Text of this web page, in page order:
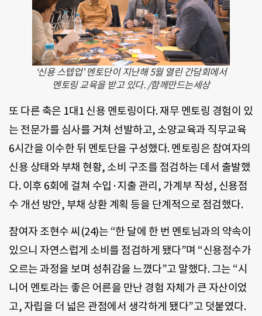
‘신용 스텝업’ 멘토단이 지난해 5월 열린 간담회에서
멘토링 교육을 받고 있다. /함께만드는세상
또 다른 축은 1대1 신용 멘토링이다. 재무 멘토링 경험이 있
는 전문가를 심사를 거쳐 선발하고, 소양교육과 직무교육
6시간을 이수한 뒤 멘토단을 구성했다. 멘토링은 참여자의
신용 상태와 부채 현황, 소비 구조를 점검하는 데서 출발했
다. 이후 6회에 걸쳐 수입·지출 관리, 가계부 작성, 신용점
수 개선 방안, 부채 상환 계획 등을 단계적으로 점검했다.
참여자 조현수 씨(24)는 “한 달에 한 번 멘토님과의 약속이
있으니 자연스럽게 소비를 점검하게 됐다”며 “신용점수가
오르는 과정을 보며 성취감을 느꼈다”고 말했다. 그는 “시
니어 멘토라는 좋은 어른을 만난 경험 자체가 큰 자산이었
고, 자립을 더 넓은 관점에서 생각하게 됐다”고 덧붙였다.